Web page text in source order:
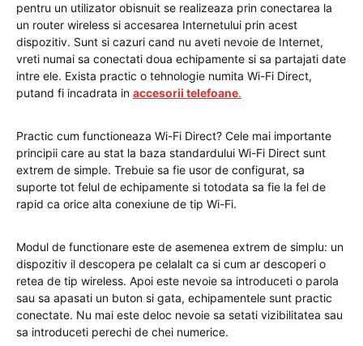
pentru un utilizator obisnuit se realizeaza prin conectarea la
un router wireless si accesarea Internetului prin acest
dispozitiv. Sunt si cazuri cand nu aveti nevoie de Internet,
vreti numai sa conectati doua echipamente si sa partajati date
intre ele. Exista practic o tehnologie numita Wi-Fi Direct,
putand fi incadrata in accesorii telefoane.
Practic cum functioneaza Wi-Fi Direct? Cele mai importante
principii care au stat la baza standardului Wi-Fi Direct sunt
extrem de simple. Trebuie sa fie usor de configurat, sa
suporte tot felul de echipamente si totodata sa fie la fel de
rapid ca orice alta conexiune de tip Wi-Fi.
Modul de functionare este de asemenea extrem de simplu: un
dispozitiv il descopera pe celalalt ca si cum ar descoperi o
retea de tip wireless. Apoi este nevoie sa introduceti o parola
sau sa apasati un buton si gata, echipamentele sunt practic
conectate. Nu mai este deloc nevoie sa setati vizibilitatea sau
sa introduceti perechi de chei numerice.